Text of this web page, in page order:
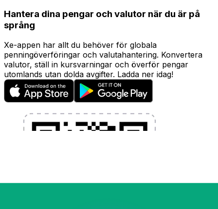
Hantera dina pengar och valutor när du är på
språng
Xe-appen har allt du behöver för globala
penningöverföringar och valutahantering. Konvertera
valutor, ställ in kursvarningar och överför pengar
utomlands utan dolda avgifter. Ladda ner idag!